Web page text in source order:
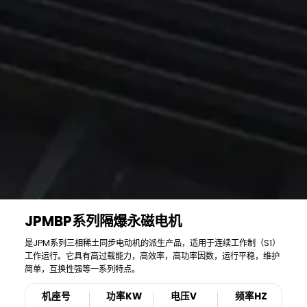
JPMBP系列隔爆永磁电机
是JPM系列三相稀土同步电动机的派生产品，适用于连续工作制（S1）
工作运行。它具有高过载能力，高效率，高功率因数，运行平稳，维护
简单，互换性强等一系列特点。
机座号 功率KW 电压V 频率HZ